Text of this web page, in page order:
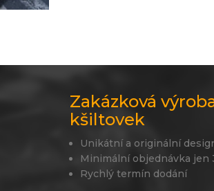
Zakázková
kšiltovek
Unikátní a originální
Minimální objednávka jen
Rychlý termín dodání